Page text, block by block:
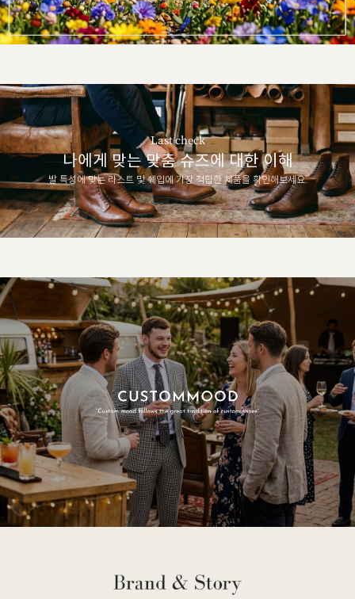
Last check
나에게 맞는 맞춤 슈즈에 대한 이해
발 특성에 맞는 라스트 및 쉐입에 가장 적합한 제품을 확인해보세요.